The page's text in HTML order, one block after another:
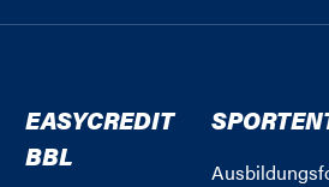
EASYCREDIT
BBL